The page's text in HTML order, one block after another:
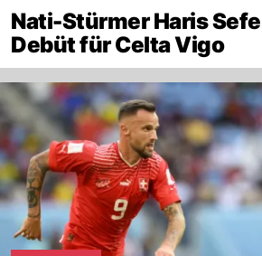
Nati-Stürmer Haris
Debüt für Celta Vigo